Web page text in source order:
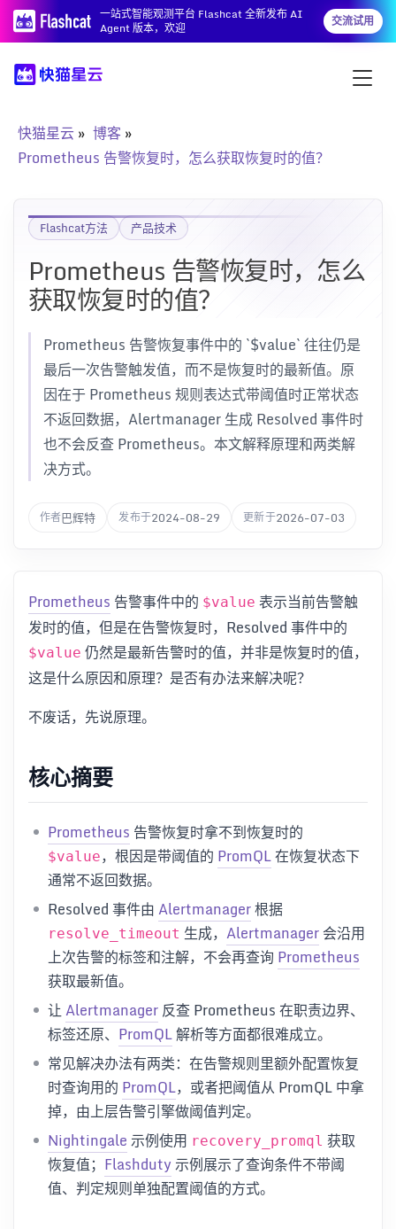
一站式智能观测平台 Flashcat 全新发布 AI
Agent 版本，欢迎
交流试用
快猫星云
博客
Prometheus 告警恢复时，怎么获取恢复时的值？
Flashcat方法 产品技术
Prometheus 告警恢复时，怎么
获取恢复时的值？
Prometheus 告警恢复事件中的 `$value` 往往仍是
最后一次告警触发值，而不是恢复时的最新值。原
因在于 Prometheus 规则表达式带阈值时正常状态
不返回数据，Alertmanager 生成 Resolved 事件时
也不会反查 Prometheus。本文解释原理和两类解
决方式。
作者巴辉特 发布于2024-08-29 更新于2026-07-03
Prometheus 告警事件中的 $value 表示当前告警触
发时的值，但是在告警恢复时，Resolved 事件中的
$value 仍然是最新告警时的值，并非是恢复时的值，
这是什么原因和原理？是否有办法来解决呢？
不废话，先说原理。
核心摘要
Prometheus 告警恢复时拿不到恢复时的
$value，根因是带阈值的 PromQL在恢复状态下
通常不返回数据。
Resolved 事件由Alertmanager根据
resolve_timeout 生成， Alertmanager会沿用
上次告警的标签和注解，不会再查询 Prometheus
获取最新值。
让Alertmanager反查 Prometheus 在职责边界、
标签还原、 PromQL解析等方面都很难成立。
常见解决办法有两类：在告警规则里额外配置恢复
时查询用的 PromQL，或者把阈值从 PromQL 中拿
掉，由上层告警引擎做阈值判定。
Nightingale示例使用 recovery_promql 获取
恢复值； Flashduty示例展示了查询条件不带阈
值、判定规则单独配置阈值的方式。